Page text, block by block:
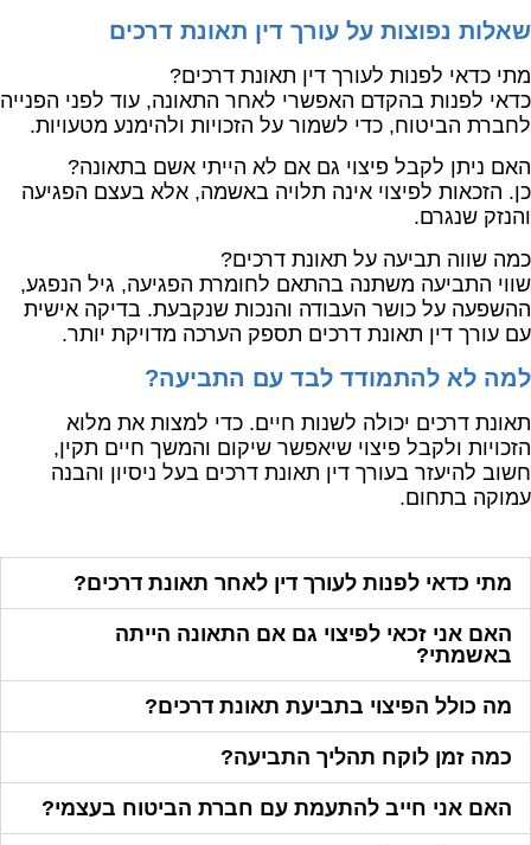
שאלות נפוצות על עורך דין תאונת דרכים
מתי כדאי לפנות לעורך דין תאונת דרכים?
כדאי לפנות בהקדם האפשרי לאחר התאונה, עוד לפני הפנייה
לחברת הביטוח, כדי לשמור על הזכויות ולהימנע מטעויות.
האם ניתן לקבל פיצוי גם אם לא הייתי אשם בתאונה?
כן. הזכאות לפיצוי אינה תלויה באשמה, אלא בעצם הפגיעה
והנזק שנגרם.
כמה שווה תביעה על תאונת דרכים?
שווי התביעה משתנה בהתאם לחומרת הפגיעה, גיל הנפגע,
ההשפעה על כושר העבודה והנכות שנקבעת. בדיקה אישית
עם עורך דין תאונת דרכים תספק הערכה מדויקת יותר.
למה לא להתמודד לבד עם התביעה?
תאונת דרכים יכולה לשנות חיים. כדי למצות את מלוא
הזכויות ולקבל פיצוי שיאפשר שיקום והמשך חיים תקין,
חשוב להיעזר בעורך דין תאונת דרכים בעל ניסיון והבנה
עמוקה בתחום.
מתי כדאי לפנות לעורך דין לאחר תאונת דרכים?
האם אני זכאי לפיצוי גם אם התאונה הייתה
באשמתי?
מה כולל הפיצוי בתביעת תאונת דרכים?
כמה זמן לוקח תהליך התביעה?
האם אני חייב להתעמת עם חברת הביטוח בעצמי?